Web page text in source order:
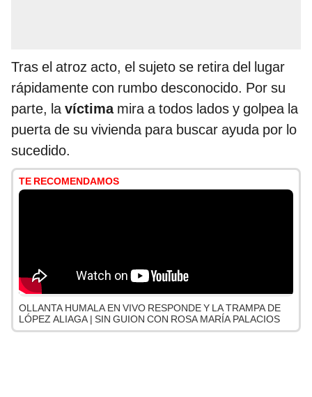
Tras el atroz acto, el sujeto se retira del lugar
rápidamente con rumbo desconocido. Por su
parte, lavíctima mira a todos lados y golpea la
puerta de su vivienda para buscar ayuda por lo
sucedido.
TE RECOMENDAMOS
OLLANTA HUMALA EN VIVO RESPONDE Y LA TRAMPA DE
LÓPEZ ALIAGA | SIN GUION CON ROSA MARÍA PALACIOS